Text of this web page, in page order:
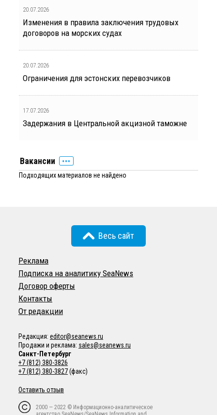
20.07.2026
Изменения в правила заключения трудовых
договоров на морских судах
20.07.2026
Ограничения для эстонских перевозчиков
17.07.2026
Задержания в Центральной акцизной таможне
Вакансии
Подходящих материалов не найдено
Весь сайт
Реклама
Подписка на аналитику SeaNews
Договор оферты
Контакты
От редакции
Редакция: editor@seanews.ru
Продажи и реклама: sales@seanews.ru
Санкт-Петербург
+7 (812) 380-3826
+7 (812) 380-3827(факс)
Оставить отзыв
2000 — 2022 © Информационно-аналитическое